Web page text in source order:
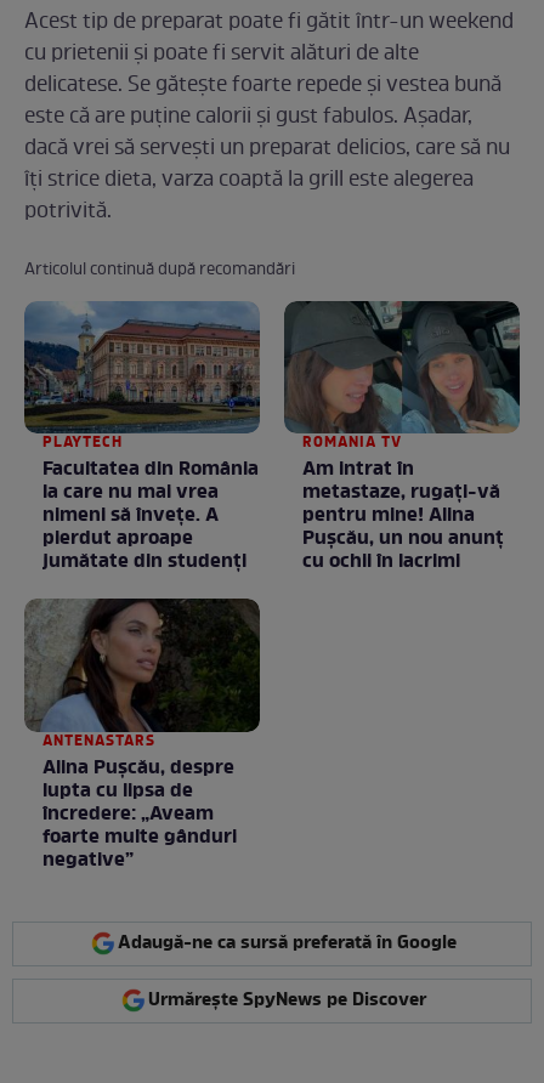
Acest tip de preparat poate fi gătit într-un weekend
cu prietenii și poate fi servit alături de alte
delicatese. Se gătește foarte repede și vestea bună
este că are puține calorii și gust fabulos. Așadar,
dacă vrei să servești un preparat delicios, care să nu
îți strice dieta, varza coaptă la grill este alegerea
potrivită.
Articolul continuă după recomandări
PLAYTECH
Facultatea din România
la care nu mai vrea
nimeni să înveţe. A
pierdut aproape
jumătate din studenţi
ROMANIA TV
Am intrat în
metastaze, rugaţi-vă
pentru mine! Alina
Puşcău, un nou anunţ
cu ochii în lacrimi
ANTENASTARS
Alina Pușcău, despre
lupta cu lipsa de
încredere: „Aveam
foarte multe gânduri
negative”
Adaugă-ne ca sursă preferată în Google
Urmărește SpyNews pe Discover